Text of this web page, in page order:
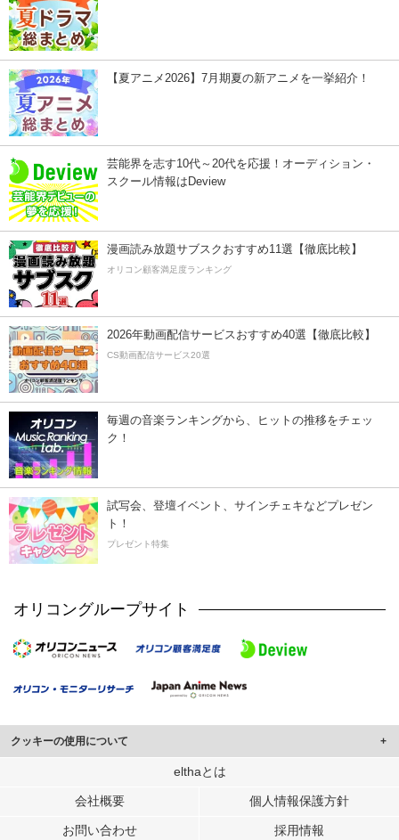
【夏アニメ2026】7月期夏の新アニメを一挙紹介！
芸能界を志す10代～20代を応援！オーディション・
スクール情報はDeview
漫画読み放題サブスクおすすめ11選【徹底比較】
オリコン顧客満足度ランキング
2026年動画配信サービスおすすめ40選【徹底比較】
CS動画配信サービス20選
毎週の音楽ランキングから、ヒットの推移をチェッ
ク！
試写会、登壇イベント、サインチェキなどプレゼン
ト！
プレゼント特集
オリコングループサイト
クッキーの使用について
このサイトでは Cookie を使用して、ユーザーに合わせたコンテンツや広告の
行っています。
メディアや広告配信、データ解析の各パートナーに提供しています。
elthaとは
会社概要 個人情報保護方針
お問い合わせ 採用情報